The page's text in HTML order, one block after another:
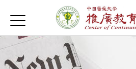
首頁
首頁
Open submenu (關於我們)
關於我們
Jump to
Jump to Main